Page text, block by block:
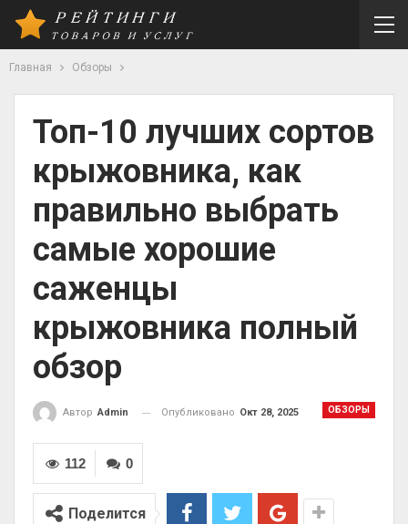
Главная Обзоры
Топ-10 лучших сортов
крыжовника, как
правильно выбрать
самые хорошие
саженцы
крыжовника полный
обзор
ОБЗОРЫ
Автор Admin Опубликовано Окт 28, 2025
0
112
Поделится